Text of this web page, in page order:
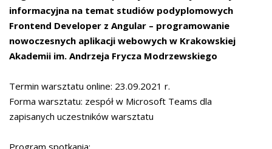
informacyjna na temat studiów podyplomowych
Frontend Developer z Angular – programowanie
nowoczesnych aplikacji webowych w Krakowskiej
Akademii im. Andrzeja Frycza Modrzewskiego
Termin warsztatu online: 23.09.2021 r.
Forma warsztatu: zespół w Microsoft Teams dla
zapisanych uczestników warsztatu
Program spotkania: